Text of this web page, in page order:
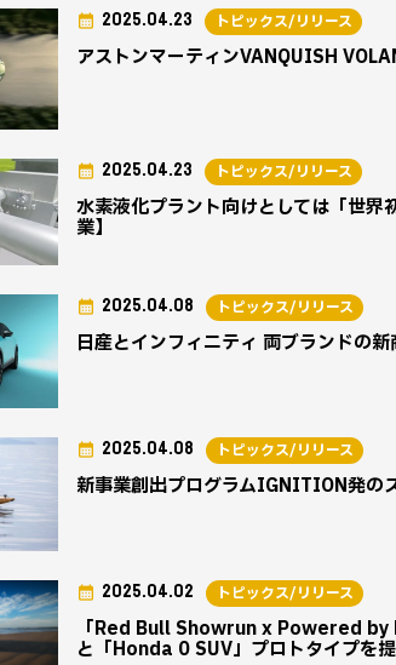
アストンマーティンVANQUISH
2025.04.23 トピックス/リリース
水素液化プラント向けとしては「世
業】
2025.04.23 トピックス/リリース
日産とインフィニティ 両ブランドの
2025.04.08 トピックス/リリース
新事業創出プログラムIGNITION発の
2025.04.08 トピックス/リリース
「Red Bull Showrun x Powered by
と「Honda 0 SUV」プロトタイプを提
2025.04.02 トピックス/リリース